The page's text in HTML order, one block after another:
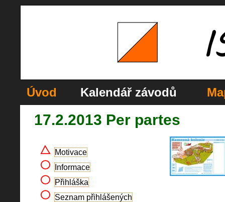
Úvod Kalendář závodů
17.2.2013 Per partes
Motivace
Informace
Přihláška
Seznam přihlášených